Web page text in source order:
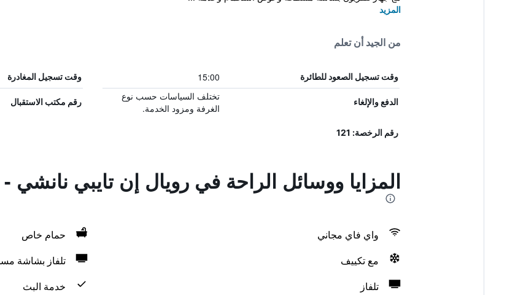
المزيد
من الجيد أن تعلم
وقت تسجيل الصعود للطائرة 15:00 وقت تسجيل المغادرة
الدفع والإلغاء
تختلف السياسات حسب نوع
الغرفة ومزود الخدمة.
رقم مكتب الاستقبال
رقم الرخصة: 121
المزايا ووسائل الراحة في رويال إن تايبي
واي فاي مجاني
حمام خاص
مع تكييف
تلفاز بشاشة
تلفاز
خدمة البث